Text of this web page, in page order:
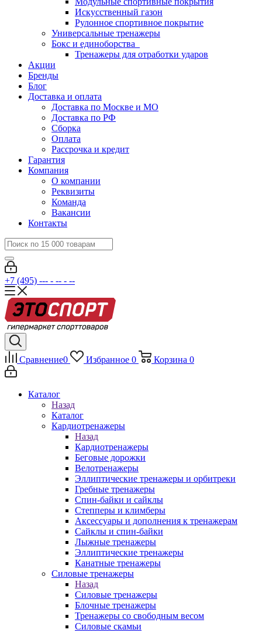
Искусственный газон
Рулонное спортивное покрытие
Универсальные тренажеры
Бокс и единоборства
Тренажеры для отработки ударов
Акции
Бренды
Блог
Доставка и оплата
Доставка по Москве и МО
Доставка по РФ
Сборка
Оплата
Рассрочка и кредит
Гарантия
Компания
О компании
Реквизиты
Команда
Вакансии
Контакты
+7 (495) --- - -- - --
Сравнение0 Избранное 0 Корзина 0
Каталог
Назад
Каталог
Кардиотренажеры
Назад
Кардиотренажеры
Беговые дорожки
Велотренажеры
Эллиптические тренажеры и орбитреки
Гребные тренажеры
Спин-байки и сайклы
Степперы и климберы
Аксессуары и дополнения к тренажерам
Сайклы и спин-байки
Лыжные тренажеры
Эллиптические тренажеры
Канатные тренажеры
Силовые тренажеры
Назад
Силовые тренажеры
Блочные тренажеры
Тренажеры со свободным весом
Силовые скамьи